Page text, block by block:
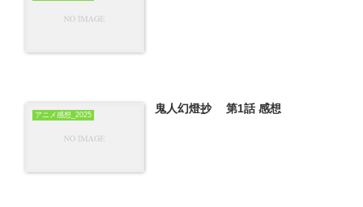
アニメ感想_2025 鬼人幻燈抄 第1話 感想